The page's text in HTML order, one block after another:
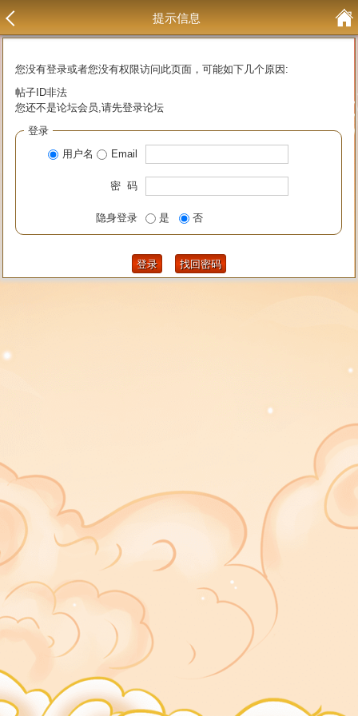
提示信息
您没有登录或者您没有权限访问此页面，可能如下几个原因:
帖子ID非法
您还不是论坛会员,请先登录论坛
登录
用户名
Email
密 码
隐身登录 是 否